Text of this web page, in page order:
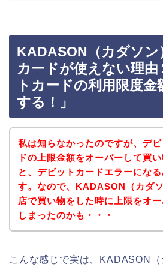
KADASON（カダソン
カードが使えない理由
トカードの利用限度
する！」
私は知らなかったのですが、デ
ドの上限金額をオーバーして買
と、デビットカードエラーにな
す。なので、KADASON（カダ
店で買い物をした時に上限をオ
しまったのかも・・・
こんな感じで実は、KADASON